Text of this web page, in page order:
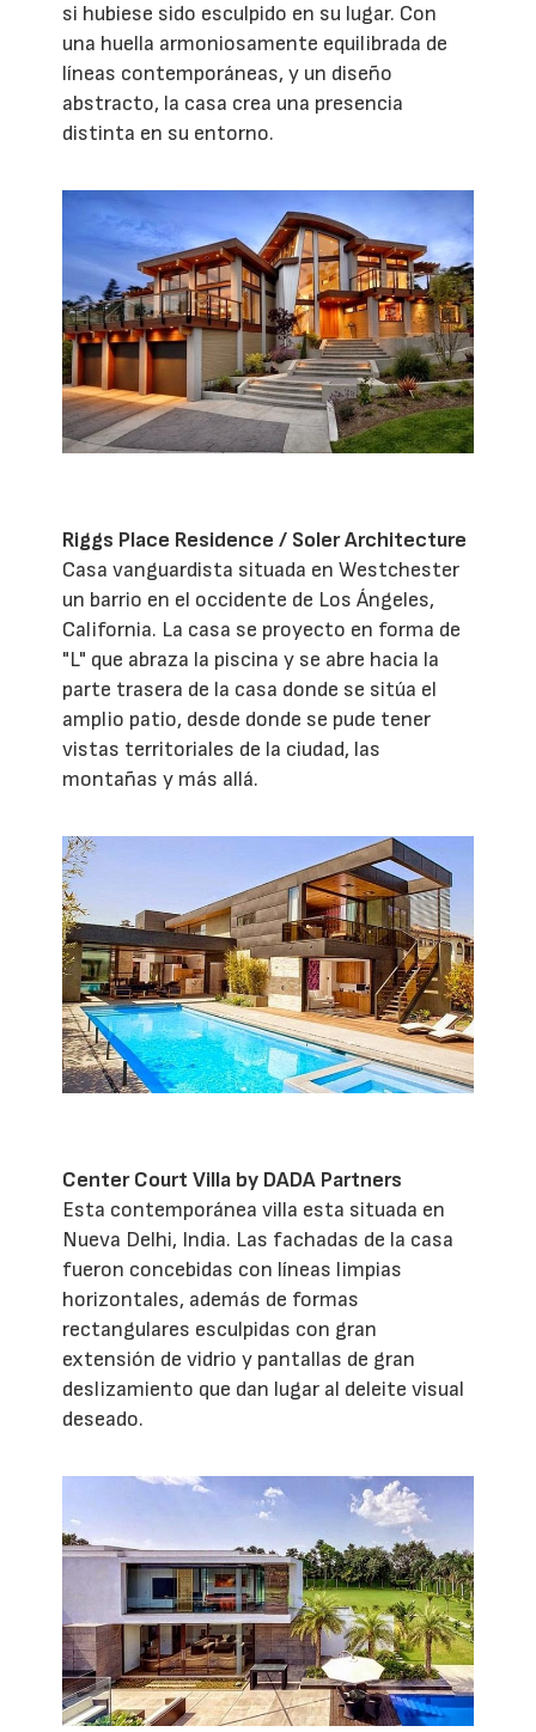
si hubiese sido esculpido en su lugar. Con
una huella armoniosamente equilibrada de
líneas contemporáneas, y un diseño
abstracto, la casa crea una presencia
distinta en su entorno.
Riggs Place Residence / Soler Architecture
Casa vanguardista situada en Westchester
un barrio en el occidente de Los Ángeles,
California. La casa se proyecto en forma de
"L" que abraza la piscina y se abre hacia la
parte trasera de la casa donde se sitúa el
amplio patio, desde donde se pude tener
vistas territoriales de la ciudad, las
montañas y más allá.
Center Court Villa by DADA Partners
Esta contemporánea villa esta situada en
Nueva Delhi, India. Las fachadas de la casa
fueron concebidas con líneas limpias
horizontales, además de formas
rectangulares esculpidas con gran
extensión de vidrio y pantallas de gran
deslizamiento que dan lugar al deleite visual
deseado.